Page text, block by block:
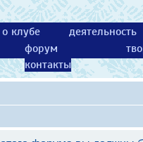
о клубе деятельность
форум
контакты